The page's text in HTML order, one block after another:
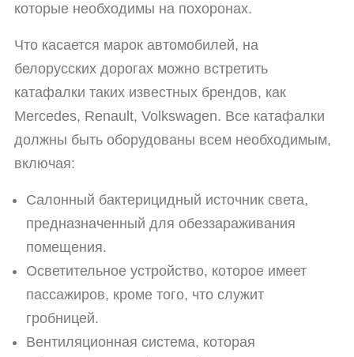
которые необходимы на похоронах.
Что касается марок автомобилей, на
белорусских дорогах можно встретить
катафалки таких известных брендов, как
Mercedes, Renault, Volkswagen. Все катафалки
должны быть оборудованы всем необходимым,
включая:
Салонный бактерицидный источник света,
предназначенный для обеззараживания
помещения.
Осветительное устройство, которое имеет
пассажиров, кроме того, что служит
гробницей.
Вентиляционная система, которая